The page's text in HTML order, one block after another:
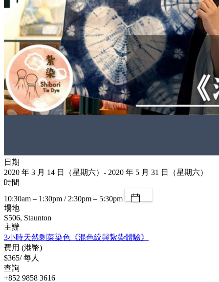
日期
2020 年 3 月 14 日（星期六）- 2020 年 5 月 31 日（星期六）
時間
10:30am – 1:30pm / 2:30pm – 5:30pm
場地
S506, Staunton
主辦
3小時天然剩菜染色《混色絞與紥染體驗》
費用 (港幣)
$365/ 每人
查詢
+852 9858 3616